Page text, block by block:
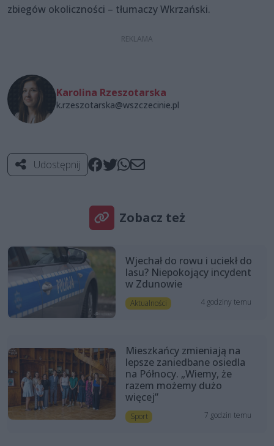
zbiegów okoliczności – tłumaczy Wkrzański.
Karolina Rzeszotarska
k.rzeszotarska@wszczecinie.pl
Udostępnij
Zobacz też
Wjechał do rowu i uciekł do
lasu? Niepokojący incydent
w Zdunowie
Aktualności 4 godziny temu
Mieszkańcy zmieniają na
lepsze zaniedbane osiedla
na Północy. „Wiemy, że
razem możemy dużo
więcej”
Sport 7 godzin temu